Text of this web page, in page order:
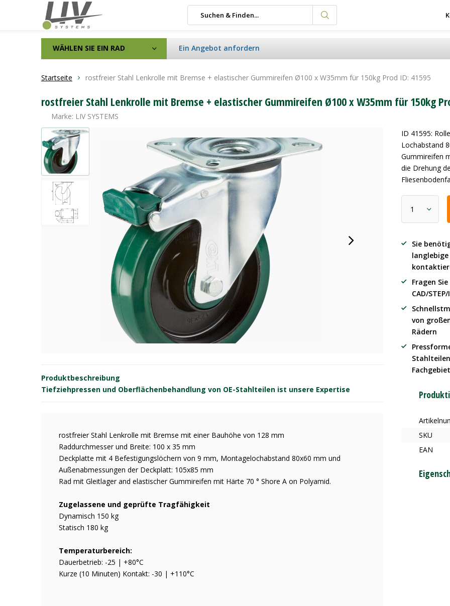
WÄHLEN SIE EIN RAD Ein Angebot anfordern
Startseite rostfreier Stahl Lenkrolle mit Bremse + elastischer Gummireifen Ø100 x W35mm für 150kg Prod ID: 41595
rostfreier Stahl Lenkrolle mit Bremse + elastischer Gummireifen Ø100 x W35mm für 150kg
Marke: LIV SYSTEMS
Produktbeschreibung
Tiefziehpressen und Oberflächenbehandlung von OE-Stahlteilen ist unsere Expertise
rostfreier Stahl Lenkrolle mit Bremse mit einer Bauhöhe von 128 mm
Raddurchmesser und Breite: 100 x 35 mm
Deckplatte mit 4 Befestigungslöchern von 9 mm, Montagelochabstand 80x60 mm und
Außenabmessungen der Deckplatt: 105x85 mm
Rad mit Gleitlager and elastischer Gummireifen mit Härte 70 ° Shore A on Polyamid.
Zugelassene und geprüfte Tragfähigkeit
Dynamisch 150 kg
Statisch 180 kg
Temperaturbereich:
Dauerbetrieb: -25 | +80°C
Kurze (10 Minuten) Kontakt: -30 | +110°C
ID 41595:
Lochabstand
Gummireifen
die Drehung
Sie
langlebige
Fragen
CAD/
von
Rädern
Fachgebiet
SKU
EAN